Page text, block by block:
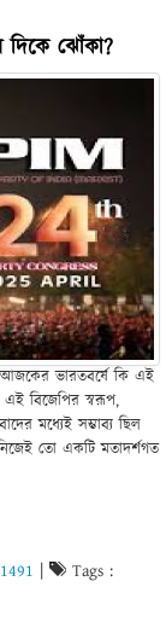
দিকে ঝোঁকা?
আজকের ভারতবর্ষে কি এই
এই বিজেপির স্বরূপ,
মধ্যেই সম্ভাব্য ছিল
তো একটি মতাদর্শগত
1491 Tags :